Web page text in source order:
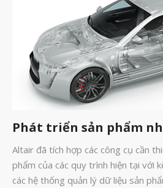
Phát triển sản phẩm
Altair đã tích hợp các công cụ cần
phẩm của các quy trình hiện tại với
các hệ thống quản lý dữ liệu sản